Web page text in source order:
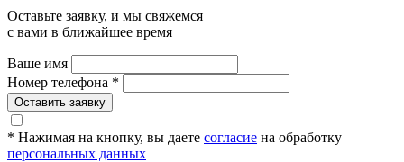
Оставьте заявку, и мы свяжемся
с вами в ближайшее время
Ваше имя
Номер телефона *
Оставить заявку
* Нажимая на кнопку, вы даете согласие на обработку
персональных данных